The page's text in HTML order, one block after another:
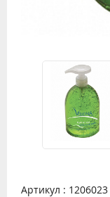
Артикул : 1206023